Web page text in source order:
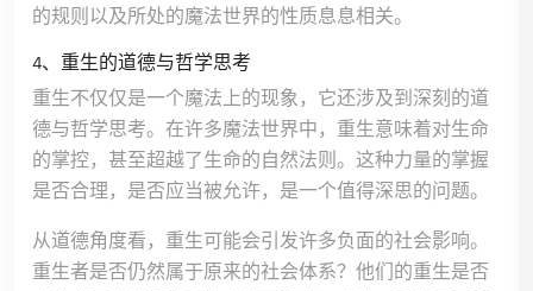
的规则以及所处的魔法世界的性质息息相关。
4、重生的道德与哲学思考
重生不仅仅是一个魔法上的现象，它还涉及到深刻的道
德与哲学思考。在许多魔法世界中，重生意味着对生命
的掌控，甚至超越了生命的自然法则。这种力量的掌握
是否合理，是否应当被允许，是一个值得深思的问题。
从道德角度看，重生可能会引发许多负面的社会影响。
重生者是否仍然属于原来的社会体系？他们的重生是否